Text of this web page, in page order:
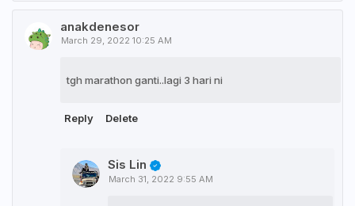
anakdenesor
March 29, 2022 10:25 AM
tgh marathon ganti..lagi 3 hari ni
Reply Delete
Sis Lin
March 31, 2022 9:55 AM